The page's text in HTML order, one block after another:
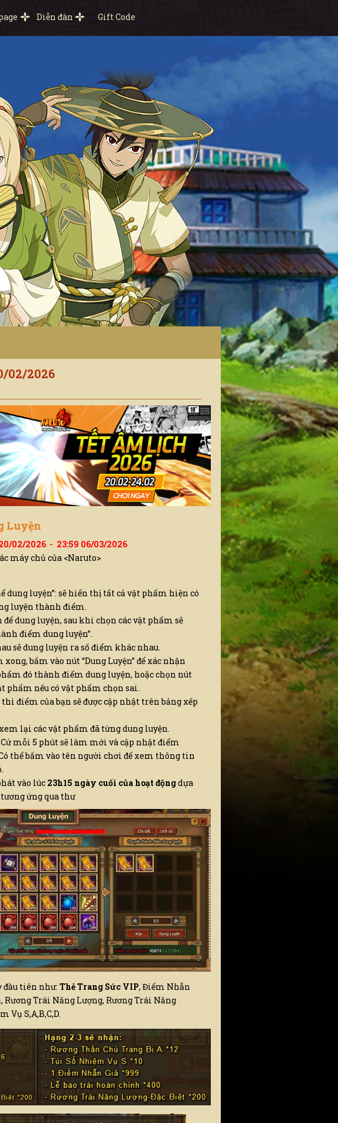
Diễn đàn Gift Code
02/2026
Luyện
02/2026 - 23:59 06/03/2026
máy chủ của <Naruto>
dung luyện”: sẽ hiển thị tất cả vật phẩm hiện có
luyện thành điểm.
dung luyện, sau khi chọn các vật phẩm sẽ
điểm dung luyện”.
sẽ dung luyện ra số điểm khác nhau.
bấm vào nút “Dung Luyện” để xác nhận
đó thành điểm dung luyện, hoặc chọn nút
phẩm nếu có vật phẩm chọn sai.
điểm của bạn sẽ được cập nhật trên bảng xếp
lại các vật phẩm đã từng dung luyện.
Cứ mỗi 5 phút sẽ làm mới và cập nhật điểm
thể bấm vào tên người chơi để xem thông tin
vào lúc 23h15 ngày cuối của hoạt độngdựa
ứng qua thư
đầu tiên như: Thẻ Trang Sức VIP, Điểm Nhẫn
Rương Trái Năng Lượng, Rương Trái Năng
Vụ S,A,B,C,D.